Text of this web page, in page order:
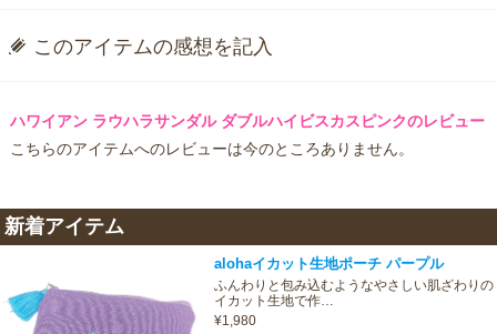
このアイテムの感想を記入
ハワイアン ラウハラサンダル ダブルハイビスカスピンクのレビュー
こちらのアイテムへのレビューは今のところありません。
新着アイテム
alohaイカット生地ポーチ パープル
ふんわりと包み込むようなやさしい肌ざわりの
イカット生地で作…
¥1,980